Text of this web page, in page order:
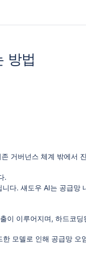
방법
거버넌스 체계 밖에서
.
다. 섀도우 AI는 공급망
이 이루어지며, 하드코
한 모델로 인해 공급망